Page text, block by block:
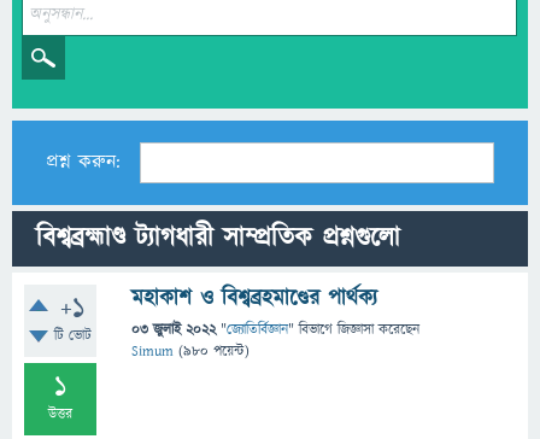
প্রশ্ন করুন:
বিশ্বব্রহ্মাণ্ড ট্যাগধারী সাম্প্রতিক প্রশ্নগুলো
+1
টি ভোট
1
উত্তর
মহাকাশ ও বিশ্বব্রহমাণ্ডের পার্থক্য
03 জুলাই 2022 "জ্যোতির্বিজ্ঞান" বিভাগে জিজ্ঞাসাকরেছেন
Simum (980 পয়েন্ট)